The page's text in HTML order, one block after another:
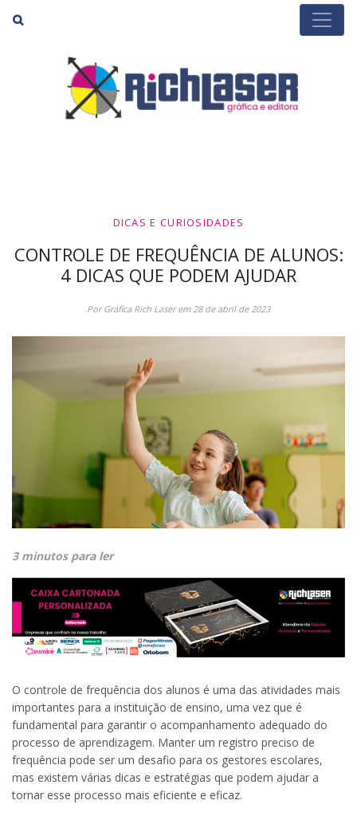
DICAS E CURIOSIDADES
CONTROLE DE FREQUÊNCIA DE ALUNOS:
4 DICAS QUE PODEM AJUDAR
Por Gráfica Rich Laser em 28 de abril de 2023
3 minutos para ler
O controle de frequência dos alunos é uma das atividades mais
importantes para a instituição de ensino, uma vez que é
fundamental para garantir o acompanhamento adequado do
processo de aprendizagem. Manter um registro preciso de
frequência pode ser um desafio para os gestores escolares,
mas existem várias dicas e estratégias que podem ajudar a
tornar esse processo mais eficiente e eficaz.